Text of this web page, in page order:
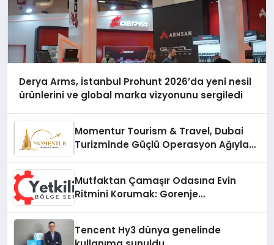
Derya Arms, İstanbul Prohunt 2026’da yeni nesil
ürünlerini ve global marka vizyonunu sergiledi
Momentur Tourism & Travel, Dubai
Turizminde Güçlü Operasyon Ağıyla
Mutfaktan Çamaşır Odasına Evin
Ritmini Korumak: Gorenje
Tencent Hy3 dünya genelinde